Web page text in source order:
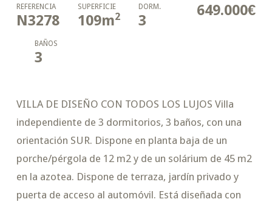
649.000€
REFERENCIA
N3278
SUPERFICIE
109m2
DORM.
3
BAÑOS
3
VILLA DE DISEÑO CON TODOS LOS LUJOS Villa
independiente de 3 dormitorios, 3 baños, con una
orientación SUR. Dispone en planta baja de un
porche/pérgola de 12 m2 y de un solárium de 45 m2
en la azotea. Dispone de terraza, jardí­n privado y
puerta de acceso al automóvil. Está diseñada con